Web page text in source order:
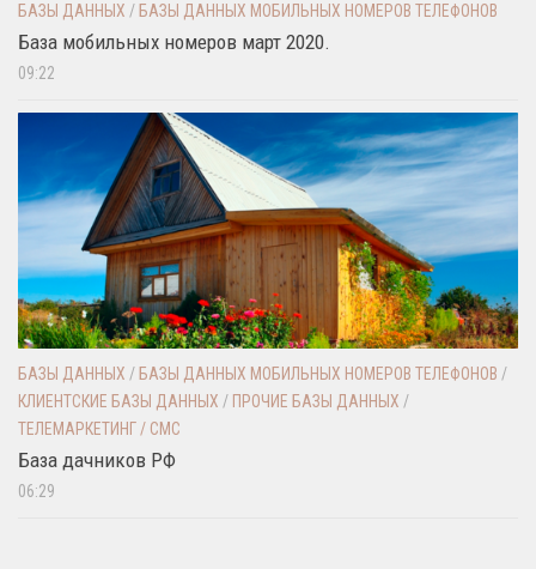
БАЗЫ ДАННЫХ / БАЗЫ ДАННЫХ МОБИЛЬНЫХ НОМЕРОВ ТЕЛЕФОНОВ
База мобильных номеров март 2020.
09:22
БАЗЫ ДАННЫХ / БАЗЫ ДАННЫХ МОБИЛЬНЫХ НОМЕРОВ ТЕЛЕФОНОВ /
КЛИЕНТСКИЕ БАЗЫ ДАННЫХ / ПРОЧИЕ БАЗЫ ДАННЫХ /
ТЕЛЕМАРКЕТИНГ / СМС
База дачников РФ
06:29